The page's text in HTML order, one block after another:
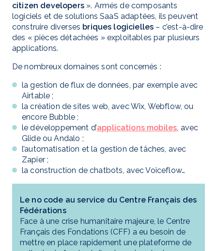
citizen developers». Armés de composants
logiciels et de solutions SaaS adaptées, ils peuvent
construire diverses briques logicielles – c’est-à-dire
des « pièces détachées » exploitables par plusieurs
applications.
De nombreux domaines sont concernés :
la gestion de flux de données, par exemple avec
Airtable ;
la création de sites web, avec Wix, Webflow, ou
encore Bubble ;
le développement d’applications mobiles , avec
Glide ou Andalo ;
l’automatisation et la gestion de tâches, avec
Zapier ;
la construction de chatbots, avec Voiceflow…
Le no code au service du Centre Français des
Fédérations
Face à une crise humanitaire majeure, le Centre
Français des Fondations (CFF) a eu besoin de
mettre en place rapidement une plateforme de